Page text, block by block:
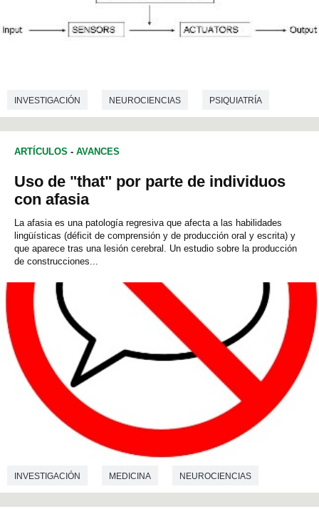
INVESTIGACIÓN NEUROCIENCIAS PSIQUIATRÍA
ARTÍCULOS - AVANCES
Uso de "that" por parte de individuos
con afasia
La afasia es una patología regresiva que afecta a las habilidades
lingüísticas (déficit de comprensión y de producción oral y escrita) y
que aparece tras una lesión cerebral. Un estudio sobre la producción
de construcciones...
INVESTIGACIÓN MEDICINA NEUROCIENCIAS
FILOLOGIA